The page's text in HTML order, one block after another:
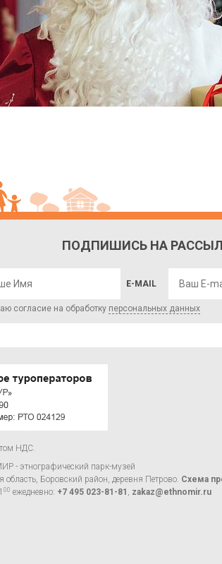
ПОДПИШИСЬ НА
E-MAIL
согласие на обработку персональных данных
НДС.
- этнографический парк-музей
область, Боровский район, деревня Петрово. Схема
00 ежедневно: +7 495 023-81-81 , zakaz@ethnomir.ru